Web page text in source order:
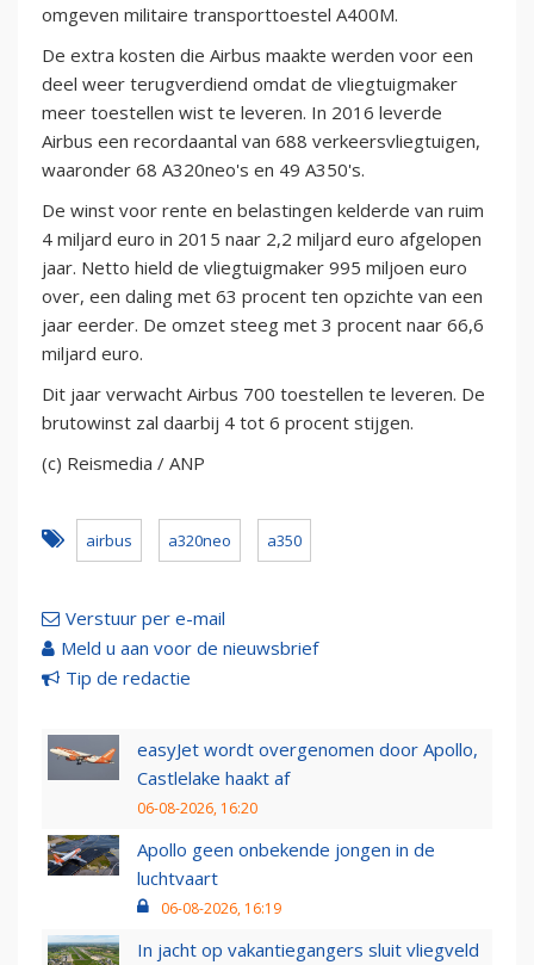
omgeven militaire transporttoestel A400M.
De extra kosten die Airbus maakte werden voor een
deel weer terugverdiend omdat de vliegtuigmaker
meer toestellen wist te leveren. In 2016 leverde
Airbus een recordaantal van 688 verkeersvliegtuigen,
waaronder 68 A320neo's en 49 A350's.
De winst voor rente en belastingen kelderde van ruim
4 miljard euro in 2015 naar 2,2 miljard euro afgelopen
jaar. Netto hield de vliegtuigmaker 995 miljoen euro
over, een daling met 63 procent ten opzichte van een
jaar eerder. De omzet steeg met 3 procent naar 66,6
miljard euro.
Dit jaar verwacht Airbus 700 toestellen te leveren. De
brutowinst zal daarbij 4 tot 6 procent stijgen.
(c) Reismedia / ANP
airbus a320neo a350
Verstuur per e-mail
Meld u aan voor de nieuwsbrief
Tip de redactie
easyJet wordt overgenomen door Apollo,
Castlelake haakt af
06-08-2026, 16:20
Apollo geen onbekende jongen in de
luchtvaart
06-08-2026, 16:19
In jacht op vakantiegangers sluit vliegveld